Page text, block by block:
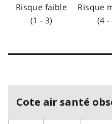
Risque faible
(1 - 3)
Risque
(4 -
Cote air santé